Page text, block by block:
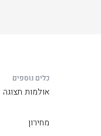
כלים נוספים
אולמות תצוגה
מחירון